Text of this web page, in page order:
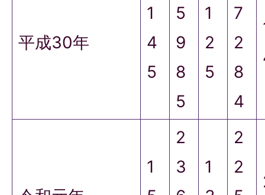
平成30年
1
4
5
5
9
8
5
1
2
5
7
2
8
4
1
2
3
1
2
2